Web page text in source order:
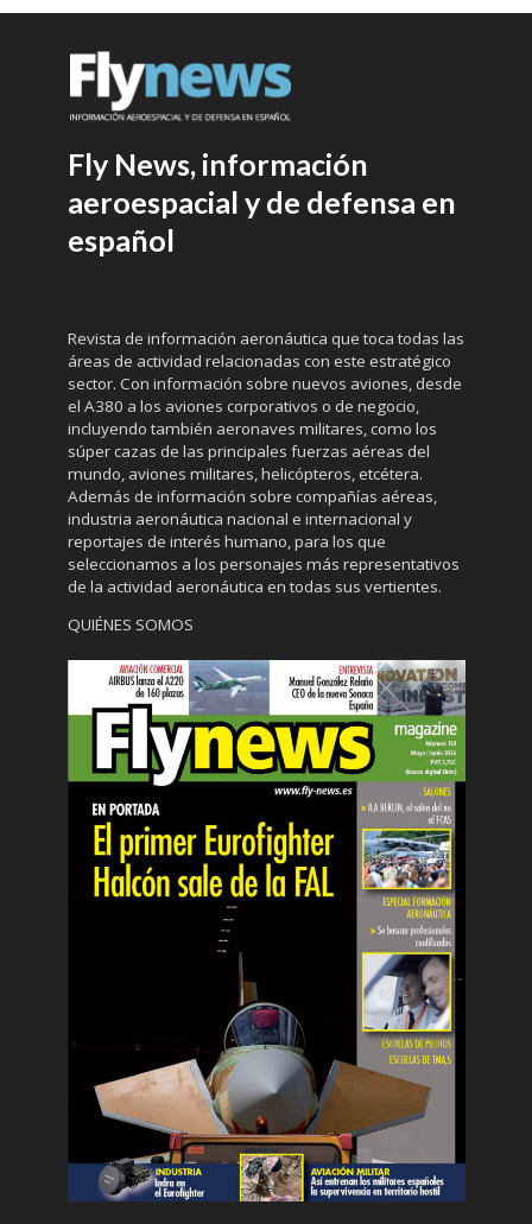
Fly News, información
aeroespacial y de defensa en
español
Revista de información aeronáutica que toca todas las
áreas de actividad relacionadas con este estratégico
sector. Con información sobre nuevos aviones, desde
el A380 a los aviones corporativos o de negocio,
incluyendo también aeronaves militares, como los
súper cazas de las principales fuerzas aéreas del
mundo, aviones militares, helicópteros, etcétera.
Además de información sobre compañías aéreas,
industria aeronáutica nacional e internacional y
reportajes de interés humano, para los que
seleccionamos a los personajes más representativos
de la actividad aeronáutica en todas sus vertientes.
QUIÉNES SOMOS